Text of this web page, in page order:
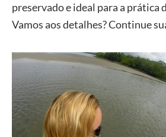
preservado e ideal para a prática
Vamos aos detalhes? Continue